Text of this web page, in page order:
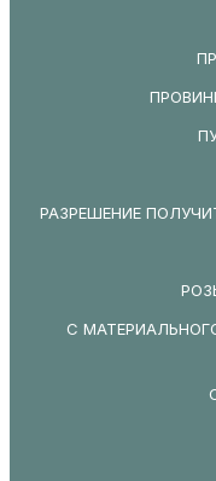
РАЗРЕШЕНИЕ
С